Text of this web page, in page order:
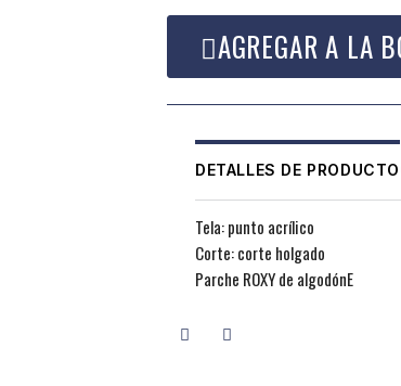
AGREGAR A LA
DETALLES DE PRODUCTO
Tela: punto acrílico
Corte: corte holgado
Parche ROXY de algodónE